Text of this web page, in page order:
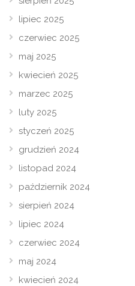
lipiec 2025
czerwiec 2025
maj 2025
kwiecień 2025
marzec 2025
luty 2025
styczeń 2025
grudzień 2024
listopad 2024
październik 2024
sierpień 2024
lipiec 2024
czerwiec 2024
maj 2024
kwiecień 2024